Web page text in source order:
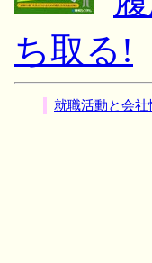
ち取る!
就職活動と会